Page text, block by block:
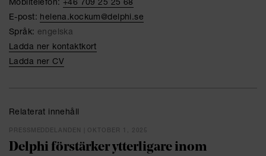
Mobiltelefon: +46 709 25 25 68
E-post: helena.kockum@delphi.se
Språk: engelska
Ladda ner kontaktkort
Ladda ner CV
Relaterat innehåll
PRESSMEDDELANDEN | OKTOBER 1, 2025
Delphi förstärker ytterligare inom